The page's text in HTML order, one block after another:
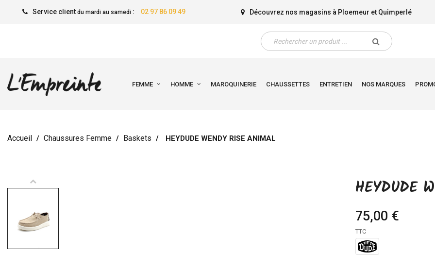
Service client du mardi au samedi: 02 97 86 09 49 Découvrez nos magasins à Ploemeur et Quimperlé
FEMME HOMME MAROQUINERIE CHAUSSETTES ENTRETIEN NOS MARQUES
Accueil Chaussures Femme Baskets HEYDUDE WENDY RISE ANIMAL
HEYDUDE
75,00 €
TTC